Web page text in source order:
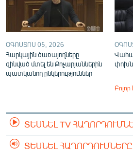
ՕԳՈՍՏՈՍ 05, 2026
Հարկային ծառայողները
զինված մտել են Քոչարյաններին
պատկանող ընկերություններ
ՏԵՍՆԵԼ TV
ՏԵՍՆԵԼ ՀԱՂՈՐԴՈՒՄՆԵՐԸ